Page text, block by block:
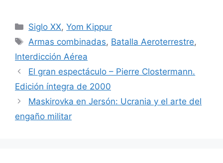
Categorías
Siglo XX,Yom Kippur
Etiquetas
Armas combinadas, Batalla Aeroterrestre,
Interdicción Aérea
El gran espectáculo – Pierre Clostermann.
Edición íntegra de 2000
Maskirovka en Jersón: Ucrania y el arte del
engaño militar